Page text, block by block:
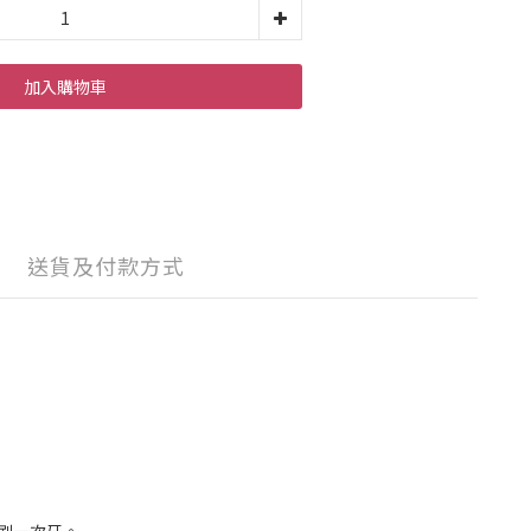
加入購物車
送貨及付款方式